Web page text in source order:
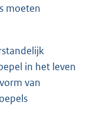
moeten
in het leven
van